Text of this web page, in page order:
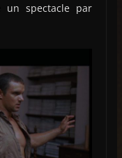
un spectacle par